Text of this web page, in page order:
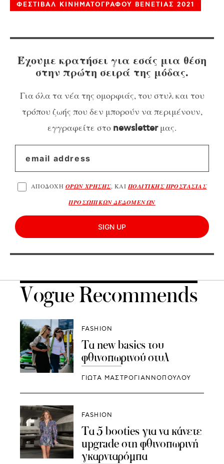
ΦΕΣΤΙΒΑΛ ΚΙΝΗΜΑΤΟΓΡΑΦΟΥ ΒΕΝΕΤΙΑΣ 2021
Έχουμε κρατήσει για εσάς μια θέση
στην πρώτη σειρά της μόδας.
Για όλα τα νέα της ομορφιάς, του στυλ και του
τρόπου ζωής που δεν μπορούν να περιμένουν,
εγγραφείτε στο newsletterμας.
ΑΠΟΔΟΧΗ ΟΡΩΝ ΧΡΗΣΗΣ, ΚΑΙ ΠΟΛΙΤΙΚΗΣ ΠΡΟΣΤΑΣΙΑΣ
ΠΡΟΣΩΠΙΚΩΝ ΔΕΔΟΜΕΝΩΝ
SIGN UP
Vogue Recommends
FASHION
Τα new basics του
φθινοπωρινού στυλ
ΓΙΩΤΑ ΜΑΣΤΡΟΓΙΑΝΝΟΠΟΥΛΟΥ
FASHION
Τα 5 booties για να κάνετε
upgrade στη φθινοπωρινή
γκαρνταρόμπα